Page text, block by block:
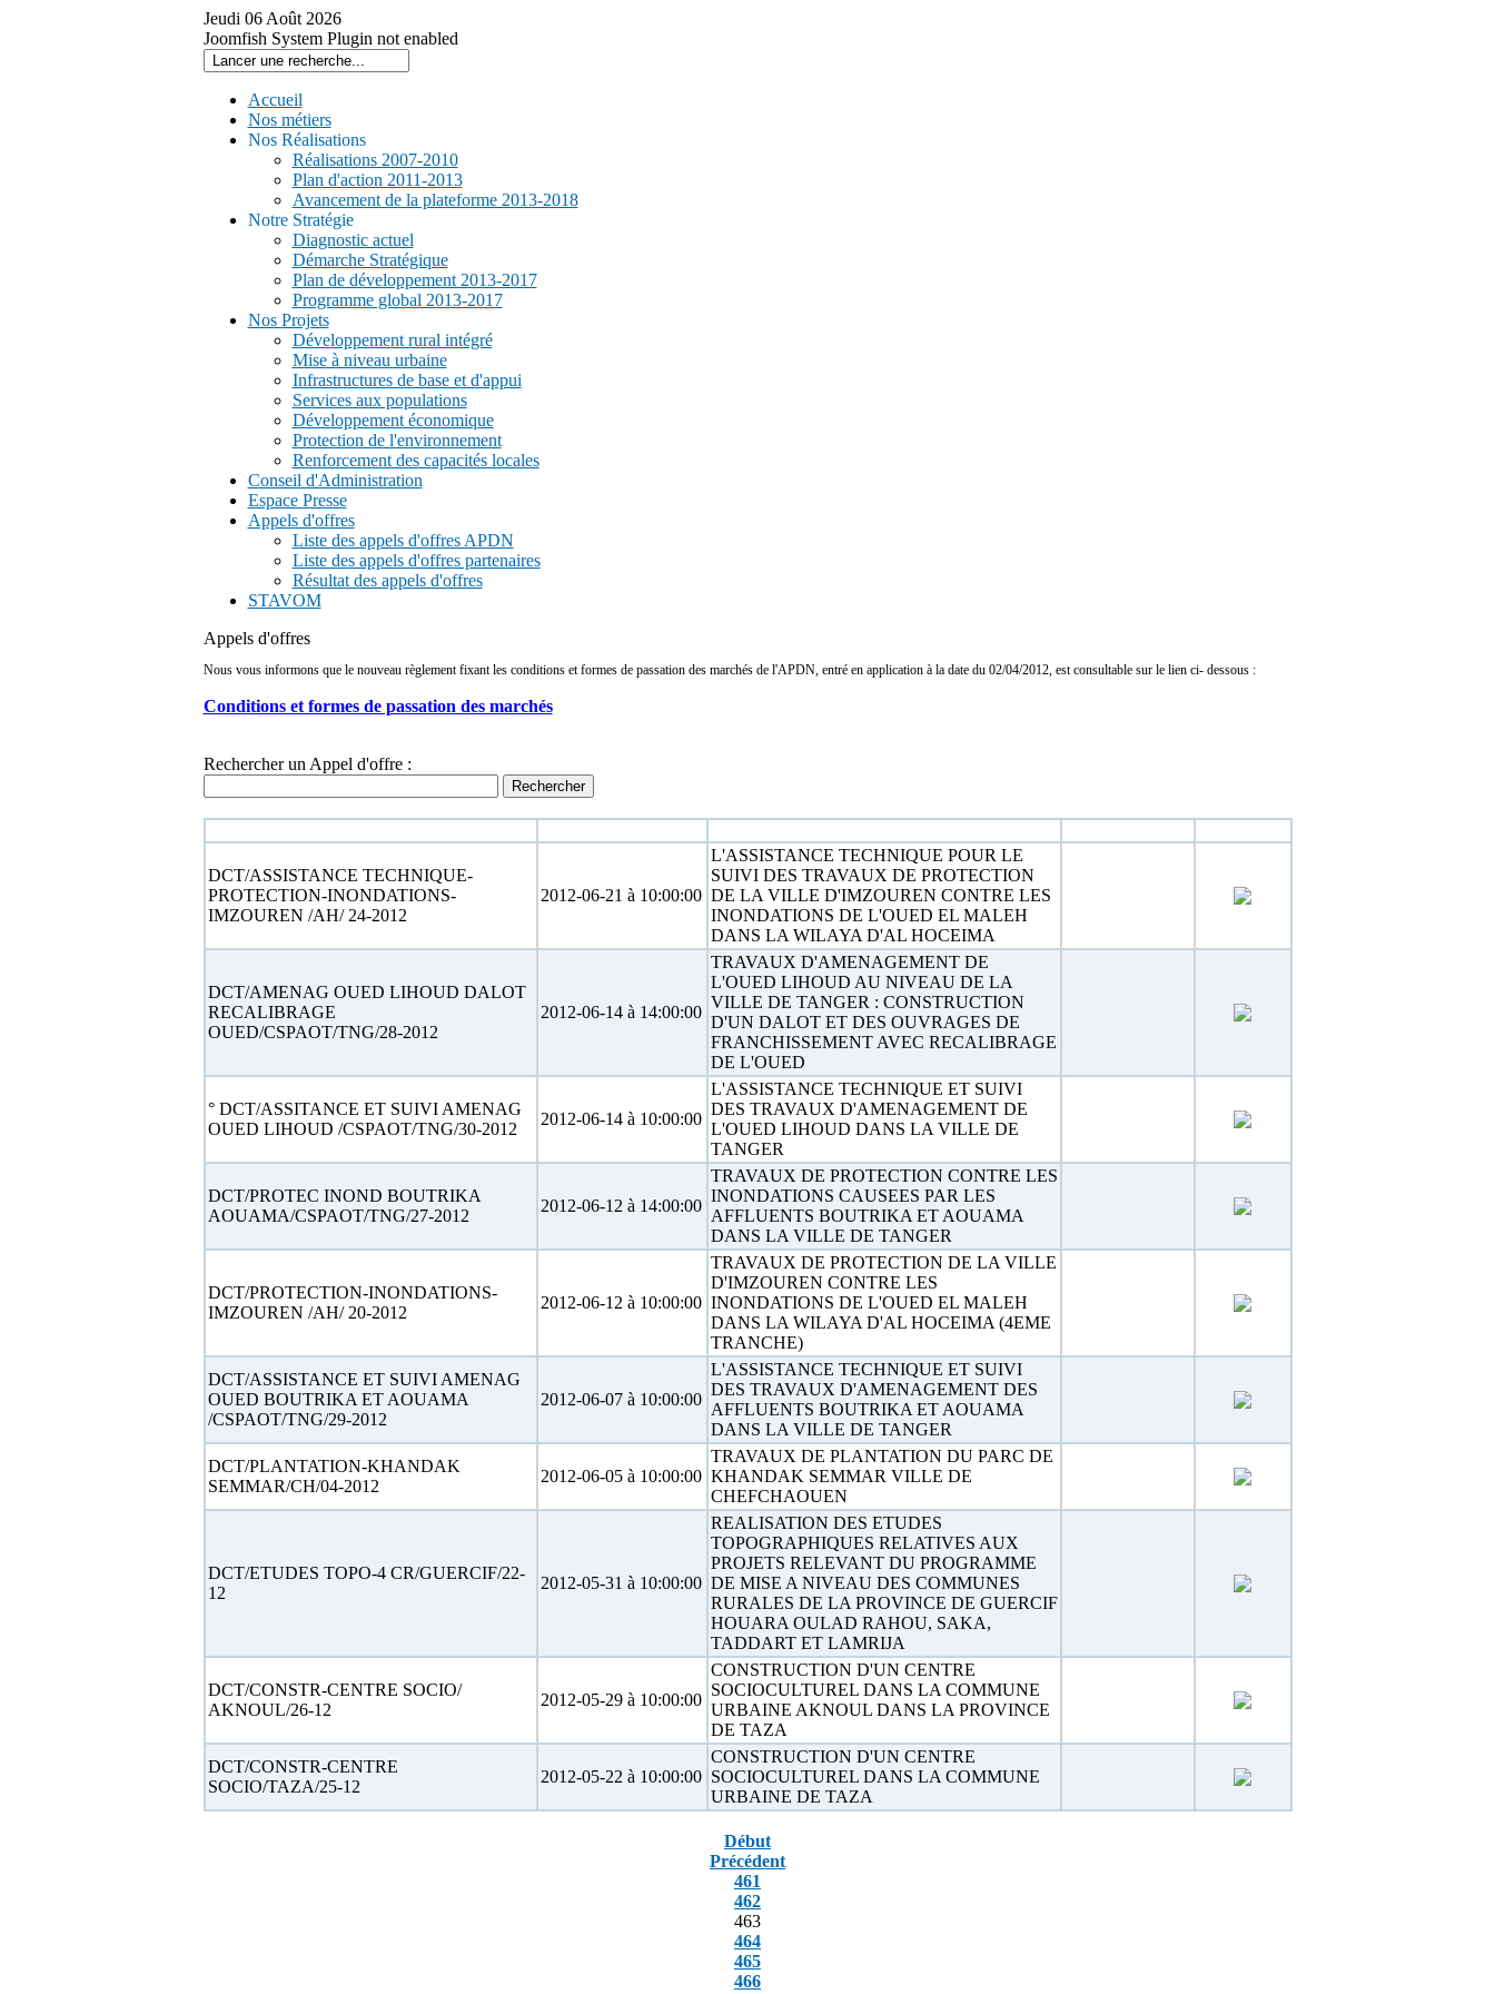
Jeudi 06 Août 2026
Joomfish System Plugin not enabled
Accueil
Nos métiers
Nos Réalisations
Réalisations 2007-2010
Plan d'action 2011-2013
Avancement de la plateforme 2013-2018
Notre Stratégie
Diagnostic actuel
Démarche Stratégique
Plan de développement 2013-2017
Programme global 2013-2017
Nos Projets
Développement rural intégré
Mise à niveau urbaine
Infrastructures de base et d'appui
Services aux populations
Développement économique
Protection de l'environnement
Renforcement des capacités locales
Conseil d'Administration
Espace Presse
Appels d'offres
Liste des appels d'offres APDN
Liste des appels d'offres partenaires
Résultat des appels d'offres
STAVOM
Appels d'offres
Nous vous informons que le nouveau règlement fixant les conditions et formes de passation des marchés de l'APDN, entré en application à la date du 02/04/2012, est consultable sur le lien ci- dessous :
Conditions et formes de passation des marchés
Rechercher un Appel d'offre :
DCT/ASSISTANCE TECHNIQUE-
PROTECTION-INONDATIONS-
IMZOUREN /AH/ 24-2012
2012-06-21 à 10:00:00
L'ASSISTANCE TECHNIQUE POUR LE
SUIVI DES TRAVAUX DE PROTECTION
DE LA VILLE D'IMZOUREN CONTRE LES
INONDATIONS DE L'OUED EL MALEH
DANS LA WILAYA D'AL HOCEIMA
DCT/AMENAG OUED LIHOUD DALOT
RECALIBRAGE
OUED/CSPAOT/TNG/28-2012
2012-06-14 à 14:00:00
TRAVAUX D'AMENAGEMENT DE
L'OUED LIHOUD AU NIVEAU DE LA
VILLE DE TANGER : CONSTRUCTION
D'UN DALOT ET DES OUVRAGES DE
FRANCHISSEMENT AVEC RECALIBRAGE
DE L'OUED
° DCT/ASSITANCE ET SUIVI AMENAG
OUED LIHOUD /CSPAOT/TNG/30-2012
2012-06-14 à 10:00:00
L'ASSISTANCE TECHNIQUE ET SUIVI
DES TRAVAUX D'AMENAGEMENT DE
L'OUED LIHOUD DANS LA VILLE DE
TANGER
DCT/PROTEC INOND BOUTRIKA
AOUAMA/CSPAOT/TNG/27-2012
2012-06-12 à 14:00:00
TRAVAUX DE PROTECTION CONTRE LES
INONDATIONS CAUSEES PAR LES
AFFLUENTS BOUTRIKA ET AOUAMA
DANS LA VILLE DE TANGER
DCT/PROTECTION-INONDATIONS-
IMZOUREN /AH/ 20-2012
2012-06-12 à 10:00:00
TRAVAUX DE PROTECTION DE LA VILLE
D'IMZOUREN CONTRE LES
INONDATIONS DE L'OUED EL MALEH
DANS LA WILAYA D'AL HOCEIMA (4EME
TRANCHE)
DCT/ASSISTANCE ET SUIVI AMENAG
OUED BOUTRIKA ET AOUAMA
/CSPAOT/TNG/29-2012
2012-06-07 à 10:00:00
L'ASSISTANCE TECHNIQUE ET SUIVI
DES TRAVAUX D'AMENAGEMENT DES
AFFLUENTS BOUTRIKA ET AOUAMA
DANS LA VILLE DE TANGER
DCT/PLANTATION-KHANDAK
SEMMAR/CH/04-2012
2012-06-05 à 10:00:00
TRAVAUX DE PLANTATION DU PARC DE
KHANDAK SEMMAR VILLE DE
CHEFCHAOUEN
DCT/ETUDES TOPO-4 CR/GUERCIF/22-
12
2012-05-31 à 10:00:00
REALISATION DES ETUDES
TOPOGRAPHIQUES RELATIVES AUX
PROJETS RELEVANT DU PROGRAMME
DE MISE A NIVEAU DES COMMUNES
RURALES DE LA PROVINCE DE GUERCIF
HOUARA OULAD RAHOU, SAKA,
TADDART ET LAMRIJA
DCT/CONSTR-CENTRE SOCIO/
AKNOUL/26-12
2012-05-29 à 10:00:00
CONSTRUCTION D'UN CENTRE
SOCIOCULTUREL DANS LA COMMUNE
URBAINE AKNOUL DANS LA PROVINCE
DE TAZA
DCT/CONSTR-CENTRE
SOCIO/TAZA/25-12
2012-05-22 à 10:00:00
CONSTRUCTION D'UN CENTRE
SOCIOCULTUREL DANS LA COMMUNE
URBAINE DE TAZA
Début
Précédent
461
462
463
464
465
466